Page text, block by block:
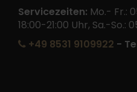
Servicezeiten: Mo.- Fr.:
18:00-21:00 Uhr, Sa.-So.:
+49 8531 9109922 -